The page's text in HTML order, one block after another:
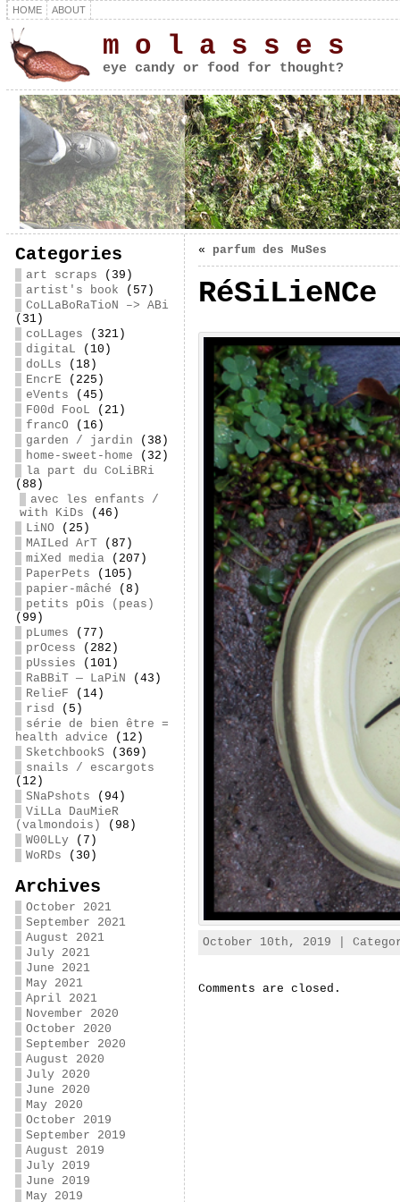
HOME ABOUT
m o l a s s e s
eye candy or food for thought?
Categories
art scraps (39)
artist's book (57)
CoLLaBoRaTioN –> ABi
(31)
coLLages (321)
digitaL (10)
doLLs (18)
EncrE (225)
eVents (45)
F00d FooL (21)
francO (16)
garden / jardin (38)
home-sweet-home (32)
la part du CoLiBRi
(88)
avec les enfants /
with KiDs (46)
LiNO (25)
MAILed ArT(87)
miXed media(207)
PaperPets (105)
papier-mâché (8)
petits pOis (peas)
(99)
pLumes (77)
prOcess (282)
pUssies (101)
RaBBiT — LaPiN (43)
RelieF (14)
risd (5)
série de bien être =
health advice (12)
SketchbookS (369)
snails / escargots
(12)
SNaPshots (94)
ViLLa DauMieR
(valmondois)
(98)
W00LLy(7)
WoRDs (30)
Archives
October 2021
September 2021
August 2021
July 2021
June 2021
May 2021
April 2021
November 2020
October 2020
September 2020
August 2020
July 2020
June 2020
May 2020
October 2019
September 2019
August 2019
July 2019
June 2019
May 2019
« parfum des MuSes
RéSiLieNCe
October 10th, 2019 |
Comments are closed.